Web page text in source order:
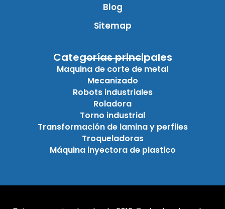
Blog
Sitemap
Categorías principales
Maquina de corte de metal
Mecanizado
Robots industriales
Roladora
Torno industrial
Transformación de lamina y perfiles
Troqueladoras
Máquina inyectora de plastico